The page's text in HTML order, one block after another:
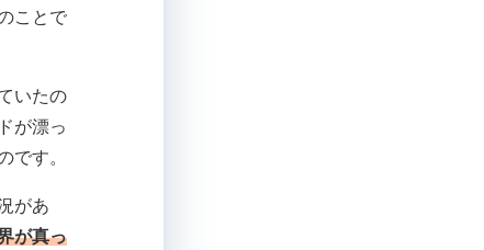
ことで
いたの
が漂っ
です。
があ
が真っ